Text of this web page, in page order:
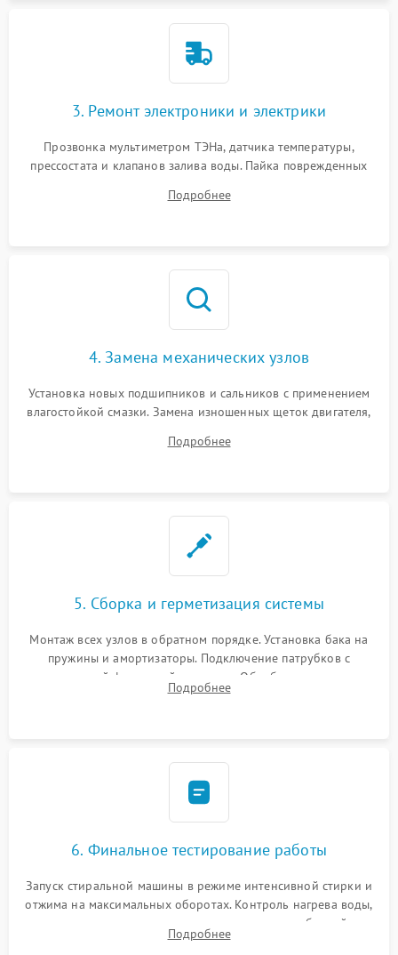
3. Ремонт электроники и электрики
Прозвонка мультиметром ТЭНа, датчика температуры,
прессостата и клапанов залива воды. Пайка поврежденных
Восстановление целостности проводки и контактов.
Подробнее
4. Замена механических узлов
Установка новых подшипников и сальников с применением
влагостойкой смазки. Замена изношенных щеток двигателя,
или поврежденной резиновой манжеты.
Подробнее
5. Сборка и герметизация системы
Монтаж всех узлов в обратном порядке. Установка бака на
пружины и амортизаторы. Подключение патрубков с
надежной фиксацией хомутами. Обработка стыков
герметиком для предотвращения возможных протечек воды.
Подробнее
6. Финальное тестирование работы
Запуск стиральной машины в режиме интенсивной стирки и
отжима на максимальных оборотах. Контроль нагрева воды,
корректности слива, отсутствия излишних вибраций,
посторонних стуков и протечек под корпусом.
Подробнее